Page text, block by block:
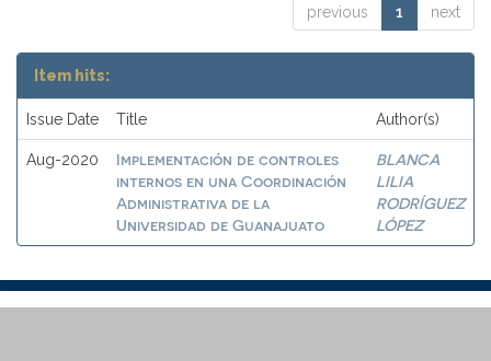
previous 1 next
Item hits:
Issue Date Title Author(s)
Aug-2020
Implementación de controles
internos en una Coordinación
Administrativa de la
Universidad de Guanajuato
BLANCA
LILIA
RODRÍGUEZ
LÓPEZ